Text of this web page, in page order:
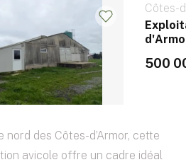
Côtes-
500
nord des Côtes-d’Armor, cette
avicole offre un cadre idéal